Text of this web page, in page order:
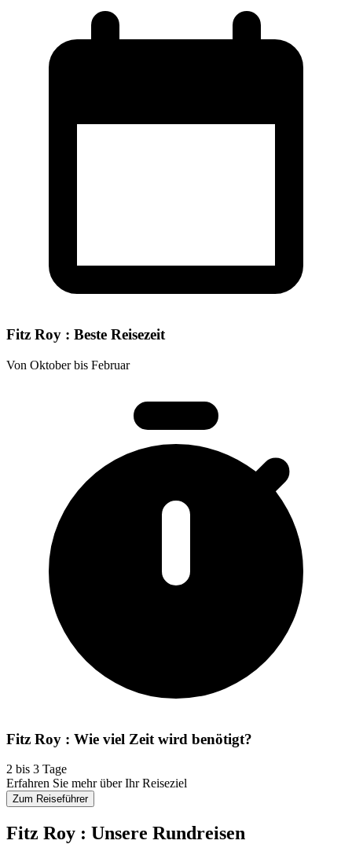
Fitz Roy : Beste Reisezeit
Von Oktober bis Februar
Fitz Roy : Wie viel Zeit wird benötigt?
2 bis 3 Tage
Erfahren Sie mehr über Ihr Reiseziel
Zum Reiseführer
Fitz Roy : Unsere Rundreisen